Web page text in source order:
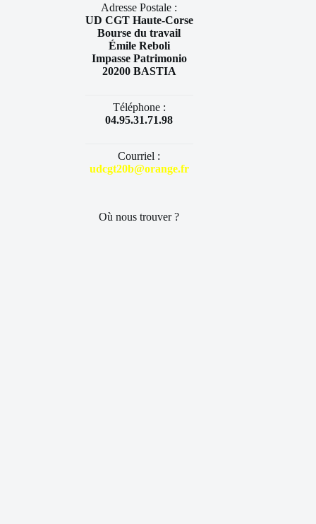
Adresse Postale :
UD CGT Haute-Corse
Bourse du travail
Émile Reboli
Impasse Patrimonio
20200 BASTIA
Téléphone :
04.95.31.71.98
Courriel :
udcgt20b@orange.fr
Où nous trouver ?